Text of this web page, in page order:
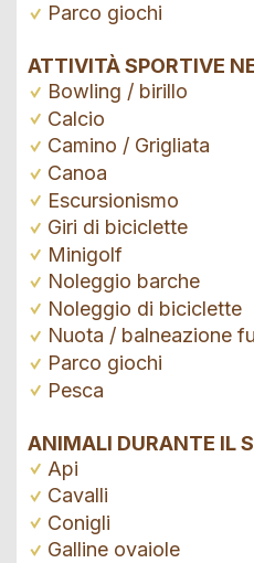
Parco giochi
ATTIVITÀ SPORTIVE
Bowling / birillo
Calcio
Camino / Grigliata
Canoa
Escursionismo
Giri di biciclette
Minigolf
Noleggio barche
Noleggio di biciclette
Nuota / balneazione
Parco giochi
Pesca
ANIMALI DURANTE IL
Api
Cavalli
Conigli
Galline ovaiole